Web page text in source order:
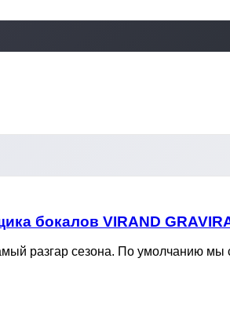
бокалов VIRAND
разгар сезона. По умолчанию мы